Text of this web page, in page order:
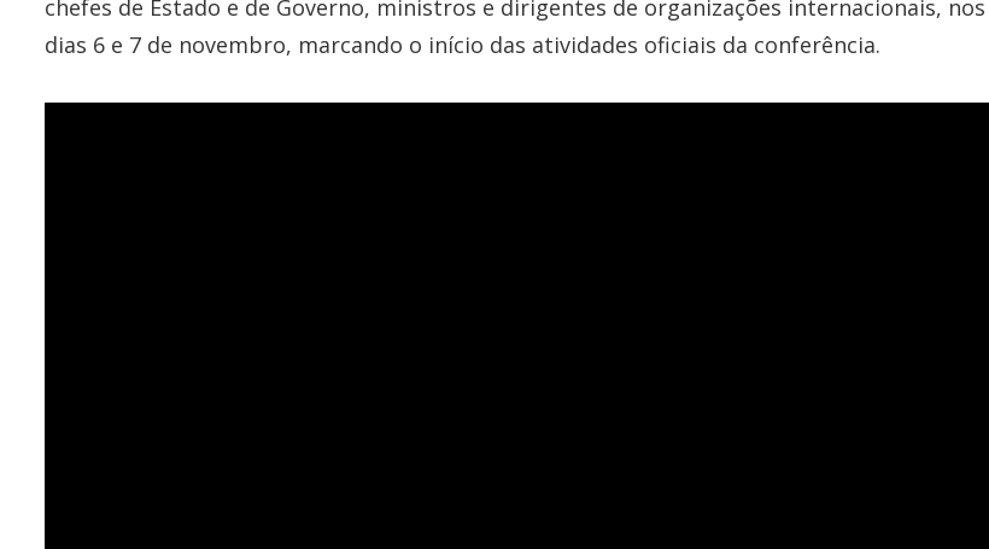
chefes de Estado e de Governo, ministros e dirigentes de organizações internacionais, nos
dias 6 e 7 de novembro, marcando o início das atividades oficiais da conferência.